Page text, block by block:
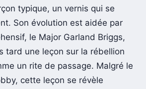
typique, un vernis qui se
Son évolution est aidée par
le Major Garland Briggs,
tard une leçon sur la rébellion
un rite de passage. Malgré le
cette leçon se révèle